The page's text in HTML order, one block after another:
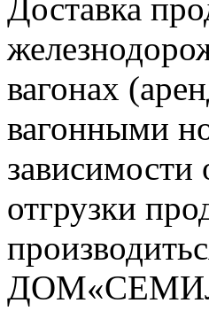
Доставка
вагонах
вагонными
зависимости
отгрузки